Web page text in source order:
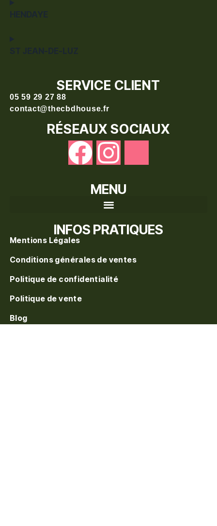
HENDAYE
ST JEAN-DE-LUZ
SERVICE CLIENT
05 59 29 27 88
contact@thecbdhouse.fr
RÉSEAUX SOCIAUX
MENU
INFOS PRATIQUES
Mentions Légales
Conditions générales de ventes
Politique de confidentialité
Politique de vente
Blog